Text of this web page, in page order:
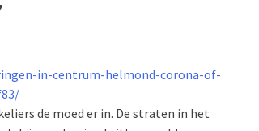
in-centrum-helmond-corona-of-
de moed er in. De straten in het